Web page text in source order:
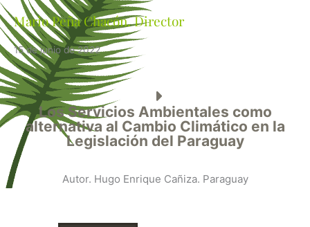
Mario Peña Chacón. Director
15 de junio de 2022
Los Servicios Ambientales como
alternativa al Cambio Climático en la
Legislación del Paraguay
Autor. Hugo Enrique Cañiza. Paraguay